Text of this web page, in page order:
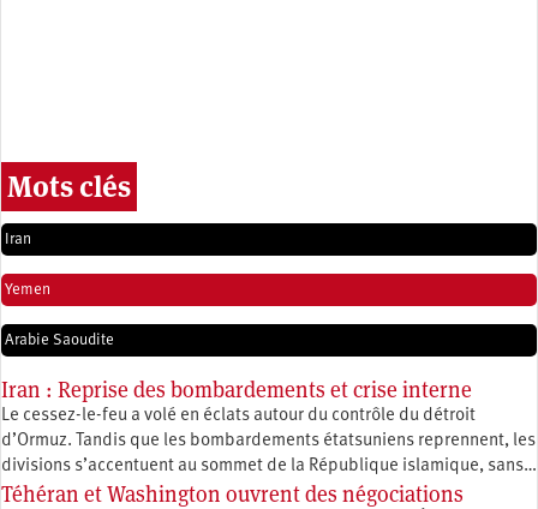
Mots clés
Iran
Yemen
Arabie Saoudite
Iran : Reprise des bombardements et crise interne
Le cessez-le-feu a volé en éclats autour du contrôle du détroit
d’Ormuz. Tandis que les bombardements étatsuniens reprennent, les
divisions s’accentuent au sommet de la République islamique, sans…
Téhéran et Washington ouvrent des négociations